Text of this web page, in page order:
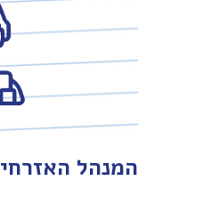
המנהל האזרחי